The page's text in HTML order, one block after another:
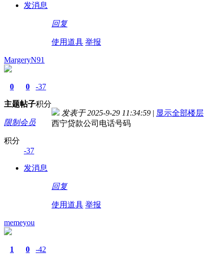
发消息
回复
使用道具 举报
MargeryN91
0
主题
0
帖子
-37
积分
限制会员
积分
-37
发消息
发表于 2025-9-29 11:34:59 | 显示全部楼层
西宁贷款公司电话号码
回复
使用道具 举报
memeyou
1 0 -42